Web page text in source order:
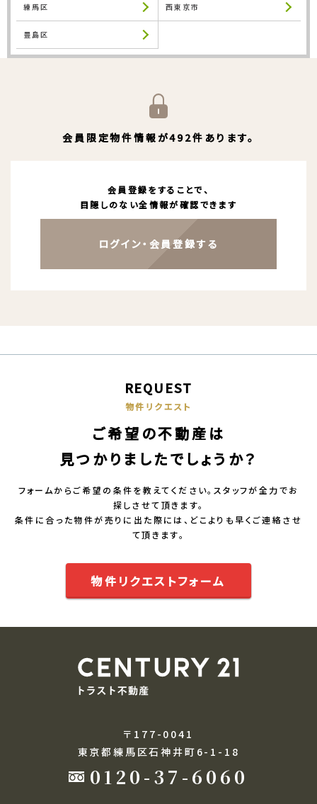
練馬区 西東京市
豊島区
会員限定物件情報が492件あります。
会員登録をすることで、
目隠しのない全情報が確認できます
ログイン・会員登録する
REQUEST
物件リクエスト
ご希望の不動産は
見つかりましたでしょうか？
フォームからご希望の条件を教えてください。スタッフが全力でお
探しさせて頂きます。
条件に合った物件が売りに出た際には、どこよりも早くご連絡させ
て頂きます。
物件リクエストフォーム
〒177-0041
東京都練馬区石神井町6-1-18
0120-37-6060